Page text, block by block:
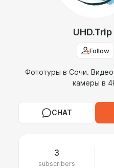
UHD.Trip
Follow
Фототуры в Сочи.
камеры в
CHAT
3
subscribers